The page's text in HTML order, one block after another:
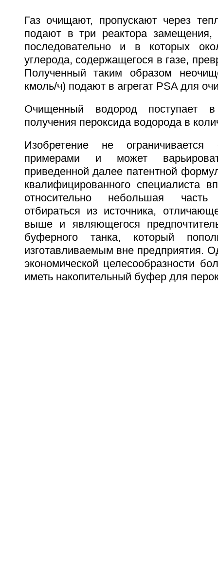
Газ очищают, пропускают через
подают в три реактора замещения,
последовательно и в которых
углерода, содержащегося в газе,
Полученный таким образом
кмоль/ч) подают в агрегат PSA для
Очищенный водород поступает
получения пероксида водорода в
Изобретение не
примерами и может
приведенной далее патентной
квалифицированного специалиста
относительно небольшая
отбираться из источника,
выше и являющегося
буферного танка, который
изготавливаемым вне предприятия.
экономической целесообразности
иметь накопительный буфер для